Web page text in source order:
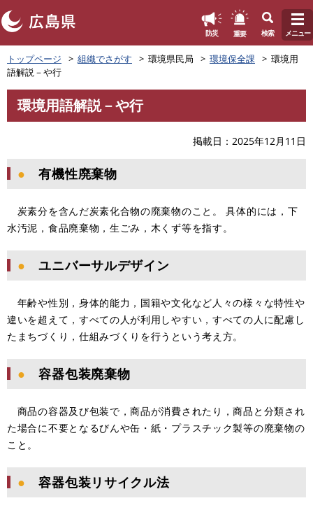
ペ
ー
ジ
の
頭
。
防災 重要 検索 メニュー
トップページ 組織でさがす 環境県民局 環境保全課
環境用
語解説－や行
文
環境用語解説－や行
掲載日 2025年12月11日
● 有機性廃棄物
炭素分を含んだ炭素化合物の廃棄物のこと。 具体的には，下
水汚泥，食品廃棄物，生ごみ，木くず等を指す。
● ユニバーサルデザイン
年齢や性別，身体的能力，国籍や文化など人々の様々な特性や
違いを超えて，すべての人が利用しやすい，すべての人に配慮し
たまちづくり，仕組みづくりを行うという考え方。
● 容器包装廃棄物
商品の容器及び包装で，商品が消費されたり，商品と分類され
た場合に不要となるびんや缶・紙・プラスチック製等の廃棄物の
こと。
● 容器包装リサイクル法